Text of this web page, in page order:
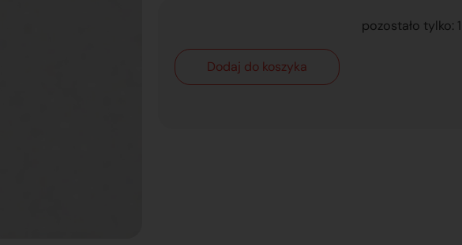
pozostało tylko: 1
Dodaj do koszyka